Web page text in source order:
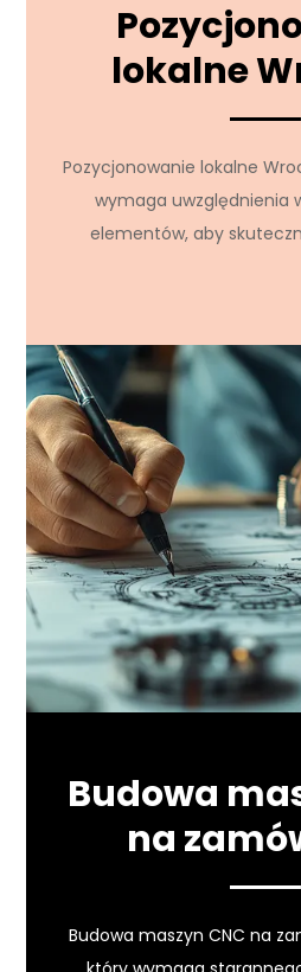
lokalne
Pozycjonowanie lokalne
wymaga uwzględnienia
elementów, aby
Budowa
na
Budowa maszyn CNC na